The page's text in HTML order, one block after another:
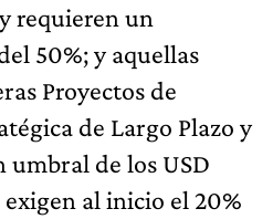
requieren un
50%; y aquellas
Proyectos de
de Largo Plazo y
de los USD
al inicio el 20%